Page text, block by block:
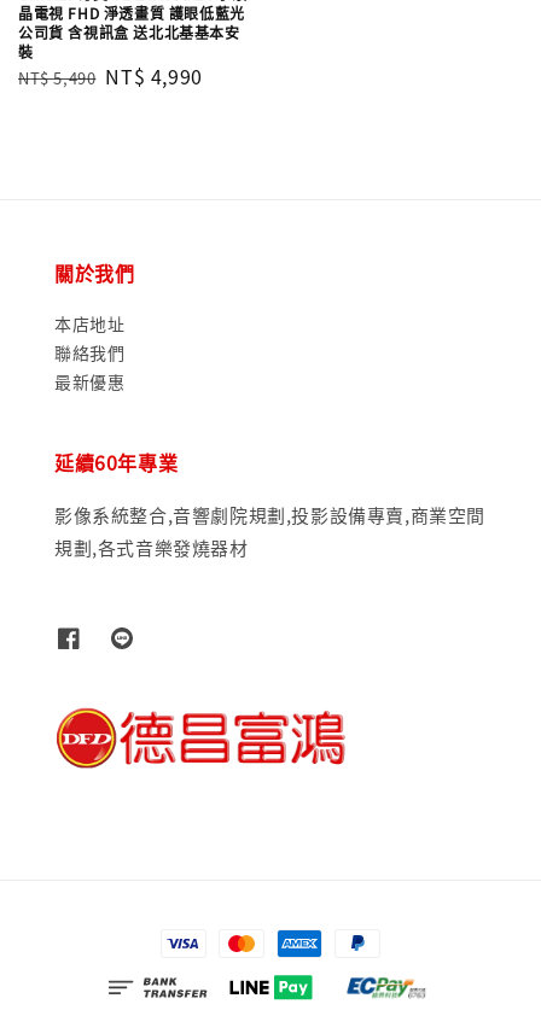
晶電視 FHD 淨透畫質 護眼低藍光
公司貨 含視訊盒 送北北基基本安
裝
Regular
NT$ 5,490 Sale
NT$ 4,990
關於我們
本店地址
聯絡我們
最新優惠
延續60年專業
影像系統整合,音響劇院規劃,投影設備專賣,商業空間
規劃,各式音樂發燒器材